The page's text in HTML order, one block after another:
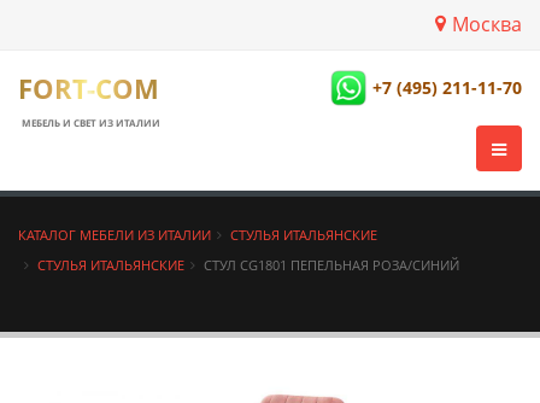
Москва
FORT-COM
МЕБЕЛЬ И СВЕТ ИЗ ИТАЛИИ
+7 (495) 211-11-70
КАТАЛОГ МЕБЕЛИ ИЗ ИТАЛИИ
СТУЛЬЯ ИТАЛЬЯНСКИЕ
СТУЛЬЯ ИТАЛЬЯНСКИЕ
СТУЛ CG1801 ПЕПЕЛЬНАЯ РОЗА/СИНИЙ